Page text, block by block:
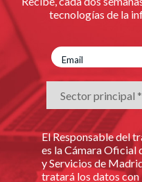
tecnologías de la
El Responsable del
es la Cámara Oficial
y Servicios de
tratará los datos con